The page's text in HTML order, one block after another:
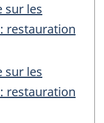
sur les
restauration
sur les
restauration